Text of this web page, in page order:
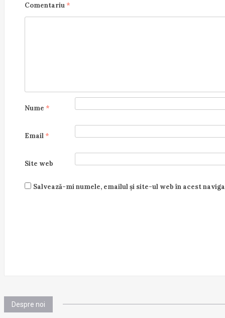
Comentariu *
Nume *
Email *
Site web
Salvează-mi numele, emailul și site-ul web în acest
Despre noi